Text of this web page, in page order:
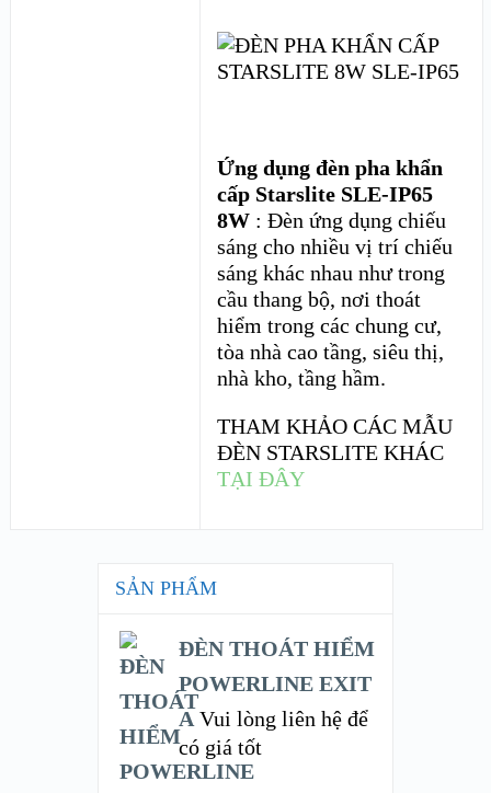
Ứng dụng đèn pha khẩn
cấp Starslite SLE-IP65
8W : Đèn ứng dụng chiếu
sáng cho nhiều vị trí chiếu
sáng khác nhau như trong
cầu thang bộ, nơi thoát
hiểm trong các chung cư,
tòa nhà cao tầng, siêu thị,
nhà kho, tầng hầm.
THAM KHẢO CÁC MẪU
ĐÈN STARSLITE KHÁC
TẠI ĐÂY
SẢN PHẨM
ĐÈN THOÁT HIỂM
POWERLINE EXIT
A Vui lòng liên hệ để
có giá tốt